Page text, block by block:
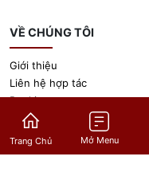
VỀ CHÚNG TÔI
Giới thiệu
Liên hệ hợp tác
Booking
Tin tức
Trang Chủ Mở Menu